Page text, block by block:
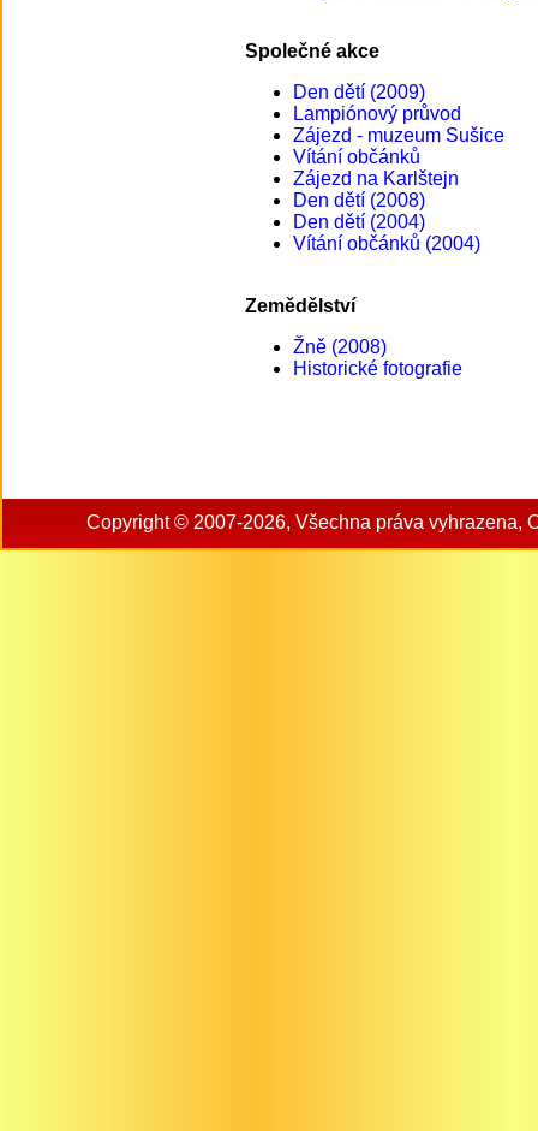
Společné akce
Den dětí (2009)
Lampiónový průvod
Zájezd - muzeum Sušice
Vítání občánků
Zájezd na Karlštejn
Den dětí (2008)
Den dětí (2004)
Vítání občánků (2004)
Zemědělství
Žně (2008)
Historické fotografie
Copyright © 2007-2026, Všechna práva vyhrazena,